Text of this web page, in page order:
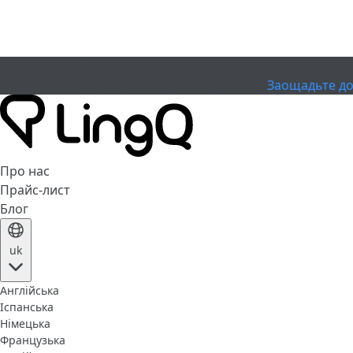
Заощадьте
Про нас
Прайс-лист
Блог
uk
Англійська
Іспанська
Німецька
Французька